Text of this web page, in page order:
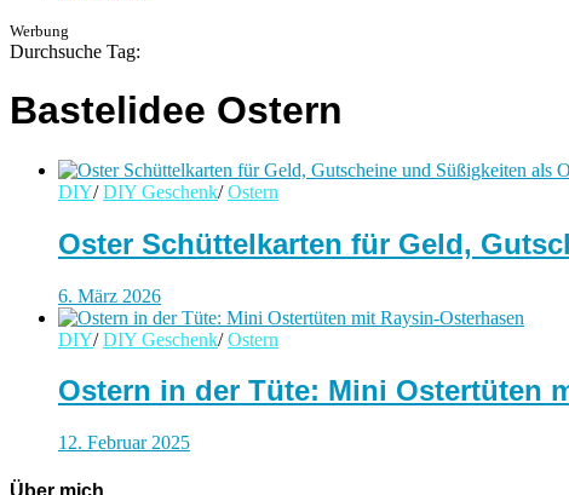
Werbung
Durchsuche Tag:
Bastelidee Ostern
DIY/ DIY Geschenk/ Ostern
Oster Schüttelkarten für Geld,
6. März 2026
DIY/ DIY Geschenk/ Ostern
Ostern in der Tüte: Mini Ostertüten
12. Februar 2025
Über mich